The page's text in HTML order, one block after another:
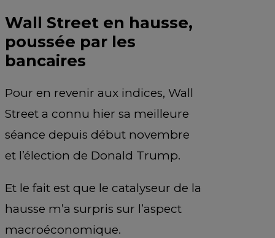
Wall Street en hausse,
poussée par les
bancaires
Pour en revenir aux indices, Wall
Street a connu hier sa meilleure
séance depuis début novembre
et l’élection de Donald Trump.
Et le fait est que le catalyseur de la
hausse m’a surpris sur l’aspect
macroéconomique.